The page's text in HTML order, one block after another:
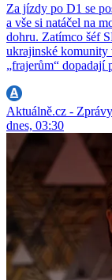
Za jízdy po D1 se
a vše si natáčel na
dohru. Zatímco šéf
ukrajinské komunity
„frajerům“ dopadají
Aktuálně.cz - Zprávy
dnes, 03:30